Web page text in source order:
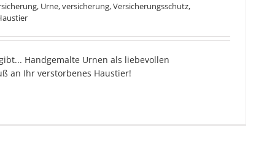
, Urne,versicherung,Versicherungsschutz,
Handgemalte Urnen als liebevollen
an Ihr verstorbenes Haustier!